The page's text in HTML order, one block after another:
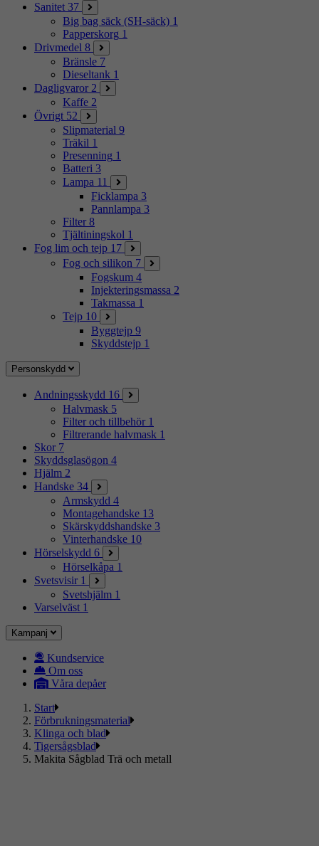
Sanitet 37
Big bag säck (SH-säck) 1
Papperskorg 1
Drivmedel 8
Bränsle 7
Dieseltank 1
Dagligvaror 2
Kaffe 2
Övrigt 52
Slipmaterial 9
Träkil 1
Presenning 1
Batteri 3
Lampa 11
Ficklampa 3
Pannlampa 3
Filter 8
Tjältiningskol 1
Fog lim och tejp 17
Fog och silikon 7
Fogskum 4
Injekteringsmassa 2
Takmassa 1
Tejp 10
Byggtejp 9
Skyddstejp 1
Personskydd
Andningsskydd 16
Halvmask 5
Filter och tillbehör 1
Filtrerande halvmask 1
Skor 7
Skyddsglasögon 4
Hjälm 2
Handske 34
Armskydd 4
Montagehandske 13
Skärskyddshandske 3
Vinterhandske 10
Hörselskydd 6
Hörselkåpa 1
Svetsvisir 1
Svetshjälm 1
Varselväst 1
Kampanj
Kundservice
Om oss
Våra depåer
Start
Förbrukningsmaterial
Klinga och blad
Tigersågsblad
Makita Sågblad Trä och metall